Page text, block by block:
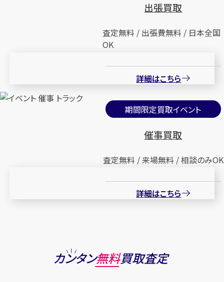
出張買取
査定無料 / 出張費無料 / 日本全国
OK
詳細はこちら
期間限定買取イベント
催事買取
査定無料 / 来場無料 / 相談のみOK
詳細はこちら
カンタン無料買取査定